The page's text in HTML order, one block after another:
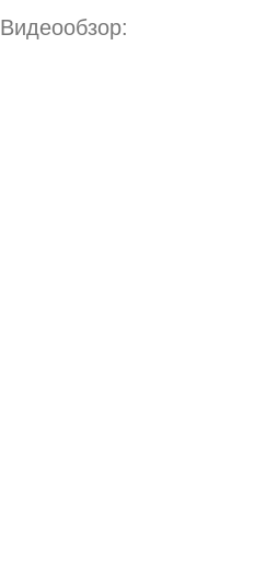
Видеообзор: